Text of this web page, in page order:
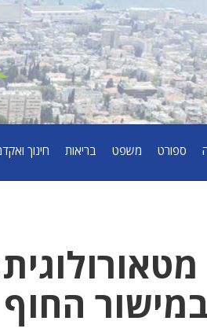
ספורט משפט בריאות חינוך